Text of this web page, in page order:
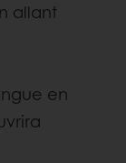
allant
en